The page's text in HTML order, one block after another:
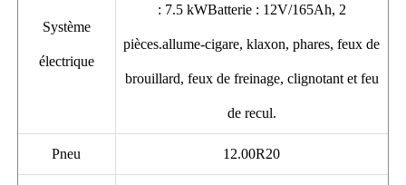
Système
électrique
: 7.5 kWBatterie : 12V/165Ah, 2
pièces.allume-cigare, klaxon, phares, feux de
brouillard, feux de freinage, clignotant et feu
de recul.
Pneu 12.00R20